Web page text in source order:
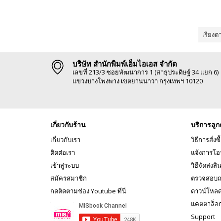
เรียง
บริษัท สำนักพิมพ์เอ็มไอเอส จำกัด
เลขที่ 213/3 ซอยพัฒนาการ 1 (สาธุประดิษฐ์ 34 แยก 6)
แขวงบางโพงพาง เขตยานนาวา กรุงเทพฯ 10120
เกี่ยวกับร้าน
เกี่ยวกับเรา
ติดต่อเรา
เข้าสู่ระบบ
สมัครสมาชิก
กดติดตามช่อง Youtube ที่นี่
บริการลู
วิธีการสั่ง
แจ้งการโ
วิธีจัดส่งสิ
ตรวจสอบ
ดาวน์โหล
แคตตาล็อ
Support